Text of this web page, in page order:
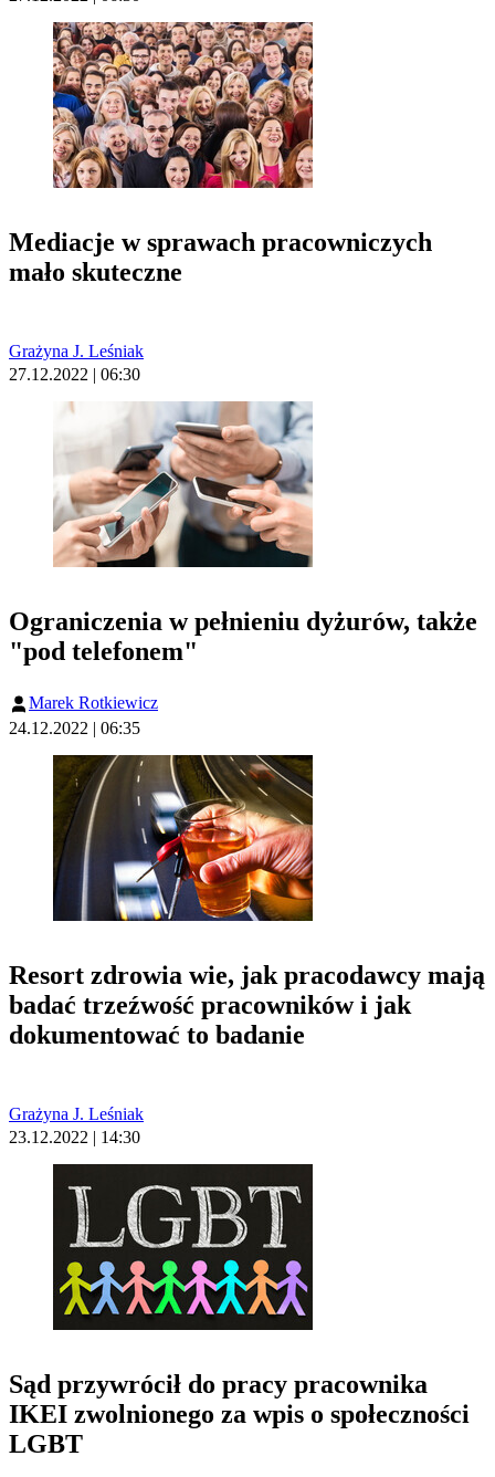
Mediacje w sprawach pracowniczych
mało skuteczne
Grażyna J. Leśniak
27.12.2022 | 06:30
Ograniczenia w pełnieniu dyżurów, także
"pod telefonem"
Marek Rotkiewicz
24.12.2022 | 06:35
Resort zdrowia wie, jak pracodawcy mają
badać trzeźwość pracowników i jak
dokumentować to badanie
Grażyna J. Leśniak
23.12.2022 | 14:30
Sąd przywrócił do pracy pracownika
IKEI zwolnionego za wpis o społeczności
LGBT